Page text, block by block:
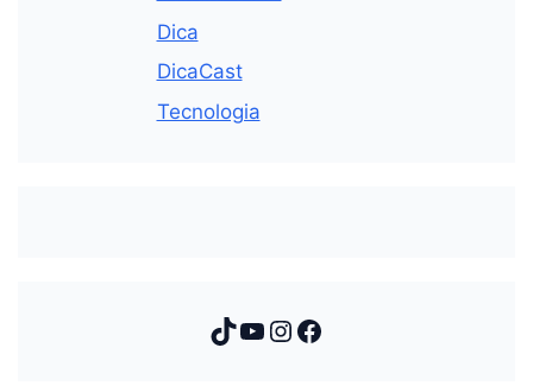
Dica
DicaCast
Tecnologia
TikTok
Youtube
Instagram
Facebook